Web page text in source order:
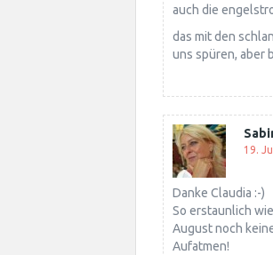
auch die
das mit den
uns spüren, aber
19.
Danke Claudia :-)
So erstaunlich
August noch
Aufatmen!